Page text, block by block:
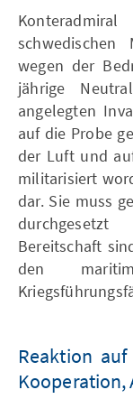
schwedischen
wegen der
jährige
angelegten
auf die Probe
der Luft und
militarisiert
dar. Sie muss
Bereitschaft
den
Reaktion
Kooperation,